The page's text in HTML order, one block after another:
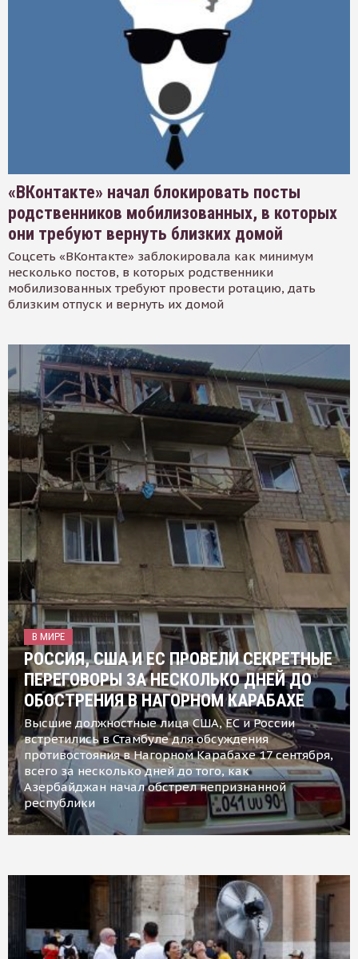
«ВКонтакте» начал блокировать посты
родственников мобилизованных, в которых
они требуют вернуть близких домой
Соцсеть «ВКонтакте» заблокировала как минимум
несколько постов, в которых родственники
мобилизованных требуют провести ротацию, дать
близким отпуск и вернуть их домой
В МИРЕ
РОССИЯ, США И ЕС ПРОВЕЛИ СЕКРЕТНЫЕ
ПЕРЕГОВОРЫ ЗА НЕСКОЛЬКО ДНЕЙ ДО
ОБОСТРЕНИЯ В НАГОРНОМ КАРАБАХЕ
Высшие должностные лица США, ЕС и России
встретились в Стамбуле для обсуждения
противостояния в Нагорном Карабахе 17 сентября,
всего за несколько дней до того, как
Азербайджан начал обстрел непризнанной
республики